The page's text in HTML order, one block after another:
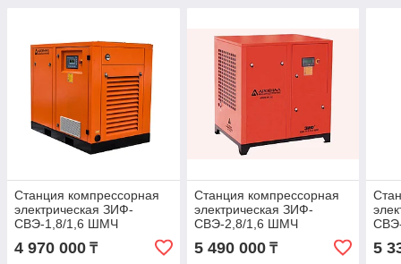
Станция компрессорная
электрическая ЗИФ-
СВЭ-1,8/1,6 ШМЧ
ременная с ЧРП
4 970 000 ₸
Станция компрессорная
электрическая ЗИФ-
СВЭ-2,8/1,6 ШМЧ
ременная с ЧРП
5 490 000₸ 5